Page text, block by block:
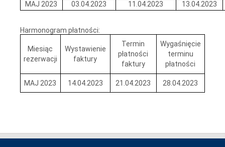
MAJ 2023 03.04.2023 11.04.2023 13.04.2023
Harmonogram płatności:
Miesiąc
rezerwacji
Wystawienie
faktury
Termin
płatności
faktury
Wygaśnięcie
terminu
płatności
MAJ 2023 14.04.2023 21.04.2023 28.04.2023